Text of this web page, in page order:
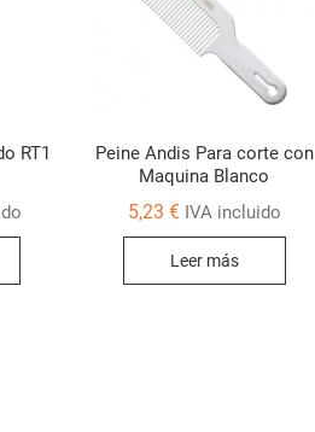
RT1
Peine Andis Para corte con
Maquina Blanco
5,23 € IVA incluido
Leer más